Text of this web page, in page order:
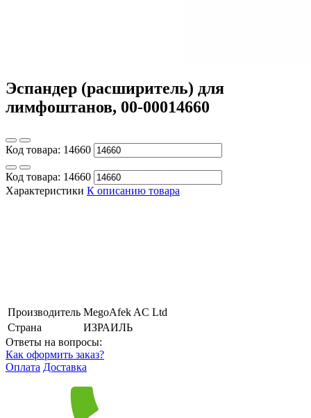
Эспандер (расширитель) для
лимфоштанов, 00-00014660
Код товара: 14660
Код товара: 14660
Характеристики К описанию товара
Производитель MegoAfek AC Ltd
Страна
ИЗРАИЛЬ
Ответы на вопросы:
Как оформить заказ?
Оплата Доставка